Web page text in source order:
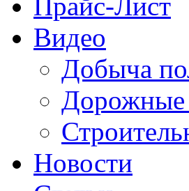
Видео
Добыча
Дорожные
Новости